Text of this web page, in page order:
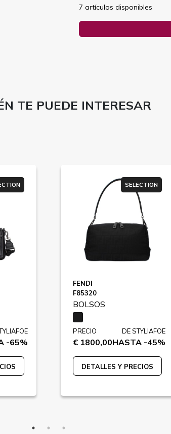
7 artículos disponibles
TE PUEDE INTERESAR
-65%
SELECTION
FENDI
F85320
BOLSOS
PRECIO
€ 1800,00
DE STYLIAFOE
HASTA -45%
DETALLES Y PRECIOS